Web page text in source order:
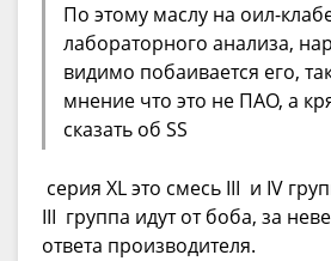
По этому маслу на оил-
лабораторного анализа,
видимо побаивается его,
мнение что это не ПАО, а
сказать об SS
серия XL это смесь III и IV
III группа идут от боба, за
ответа производителя.